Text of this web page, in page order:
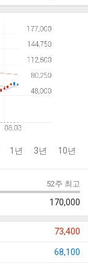
1년 3년 10년
52주 최고
170,000
73,400
68,100